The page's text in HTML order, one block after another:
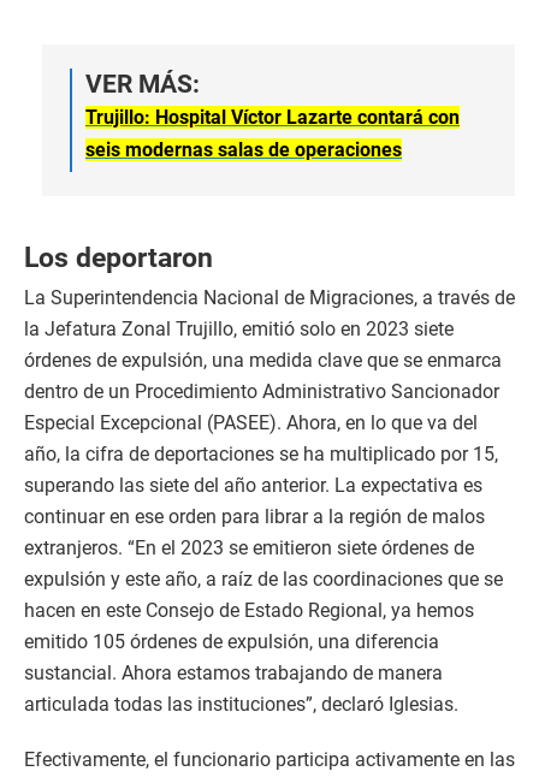
VER MÁS:
Trujillo: Hospital Víctor Lazarte contará con
seis modernas salas de operaciones
Los deportaron
La Superintendencia Nacional de Migraciones, a través de
la Jefatura Zonal Trujillo, emitió solo en 2023 siete
órdenes de expulsión, una medida clave que se enmarca
dentro de un Procedimiento Administrativo Sancionador
Especial Excepcional (PASEE). Ahora, en lo que va del
año, la cifra de deportaciones se ha multiplicado por 15,
superando las siete del año anterior. La expectativa es
continuar en ese orden para librar a la región de malos
extranjeros. “En el 2023 se emitieron siete órdenes de
expulsión y este año, a raíz de las coordinaciones que se
hacen en este Consejo de Estado Regional, ya hemos
emitido 105 órdenes de expulsión, una diferencia
sustancial. Ahora estamos trabajando de manera
articulada todas las instituciones”, declaró Iglesias.
Efectivamente, el funcionario participa activamente en las